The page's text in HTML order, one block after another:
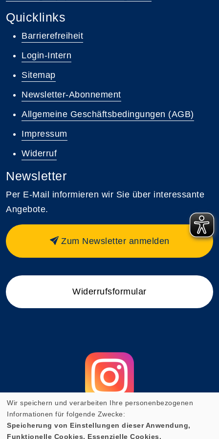
Quicklinks
Barrierefreiheit
Login-Intern
Sitemap
Newsletter-Abonnement
Allgemeine Geschäftsbedingungen (AGB)
Impressum
Widerruf
Newsletter
Per E-Mail informieren wir Sie über interessante
Angebote.
Zum Newsletter anmelden
Widerrufsformular
Wir speichern und verarbeiten Ihre personenbezogenen
Informationen für folgende Zwecke:
Speicherung von Einstellungen dieser Anwendung,
Funktionelle Cookies, Essenzielle Cookies.